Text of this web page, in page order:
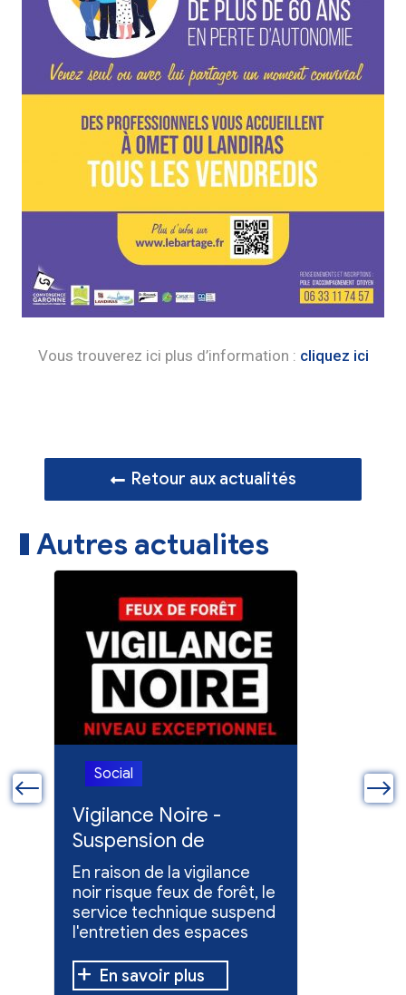
Vous trouverez ici plus d’information : cliquez ici
Retour aux actualités
Autres actualites
Social
Vigilance Noire -
Suspension de
l'entretien des
espaces verts
En raison de la vigilance
noir risque feux de forêt, le
service technique suspend
l'entretien des espaces
En savoir plus
Social
Feux